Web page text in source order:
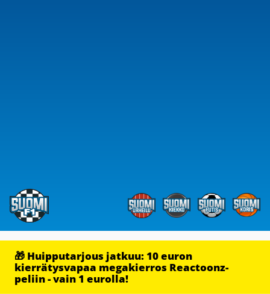
🎁 Huipputarjous jatkuu: 10 euron
kierrätysvapaa megakierros Reactoonz-
peliin - vain 1 eurolla!